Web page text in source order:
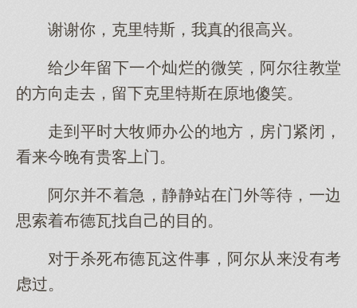
谢谢你，克里特斯，我真的很高兴。
给少年留下一个灿烂的微笑，阿尔往教堂
的方向走去，留下克里特斯在原地傻笑。
走到平时大牧师办公的地方，房门紧闭，
看来今晚有贵客上门。
阿尔并不着急，静静站在门外等待，一边
思索着布德瓦找自己的目的。
对于杀死布德瓦这件事，阿尔从来没有考
虑过。